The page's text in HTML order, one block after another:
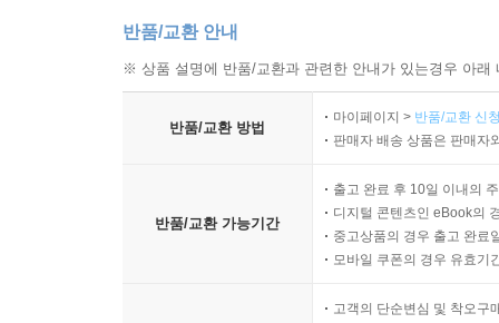
반품/교환 안내
※ 상품 설명에 반품/교환과 관련한 안내가 있는경우 아
반품/교환 방법
마이페이지 > 반품/교환 신
판매자 배송 상품은 판매자
반품/교환 가능기간
출고 완료 후 10일 이내의
디지털 콘텐츠인 eBook의
중고상품의 경우 출고 완료
모바일 쿠폰의 경우 유효기
고객의 단순변심 및 착오구